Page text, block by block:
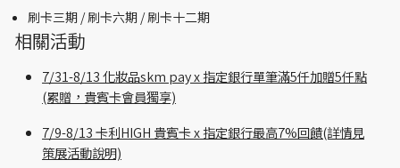
刷卡三期 /刷卡六期 /刷卡十二期
相關活動
7/31-8/13 化妝品skm pay x 指定銀行單筆滿5仟加贈5仟點
(累贈，貴賓卡會員獨享)
7/9-8/13 卡利HIGH 貴賓卡 x 指定銀行最高7%回饋(詳情見
策展活動說明)